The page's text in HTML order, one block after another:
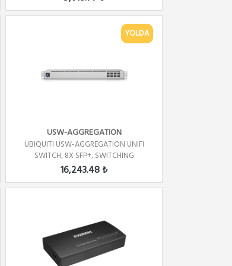
YOLDA
USW-AGGREGATION
UBIQUITI USW-AGGREGATION UNIFI
SWITCH, 8X SFP+, SWITCHING
CAPACITY...
16,243.48 ₺